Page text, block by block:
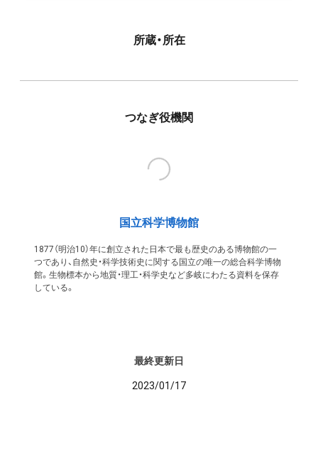
所蔵・所在
つなぎ役機関
国立科学博物館
1877（明治10）年に創立された日本で最も歴史のある博物館の一
つであり、自然史・科学技術史に関する国立の唯一の総合科学博物
館。生物標本から地質・理工・科学史など多岐にわたる資料を保存
している。
最終更新日
2023/01/17